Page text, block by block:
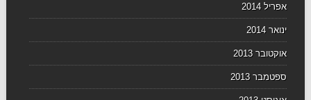
אפריל 2014
ינואר 2014
אוקטובר 2013
ספטמבר 2013